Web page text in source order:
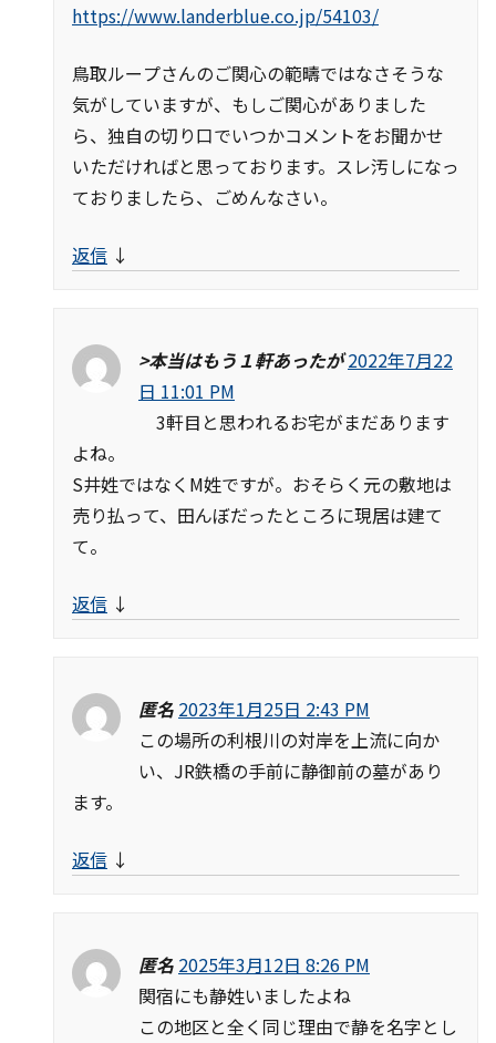
https://www.landerblue.co.jp/54103/
鳥取ループさんのご関心の範疇ではなさそうな
気がしていますが、もしご関心がありました
ら、独自の切り口でいつかコメントをお聞かせ
いただければと思っております。スレ汚しになっ
ておりましたら、ごめんなさい。
返信 ↓
>本当はもう１軒あったが 2022年7月22
日 11:01 PM
3軒目と思われるお宅がまだあります
よね。
S井姓ではなくM姓ですが。おそらく元の敷地は
売り払って、田んぼだったところに現居は建て
て。
返信 ↓
匿名 2023年1月25日 2:43 PM
この場所の利根川の対岸を上流に向か
い、JR鉄橋の手前に静御前の墓があり
ます。
返信 ↓
匿名 2025年3月12日 8:26 PM
関宿にも静姓いましたよね
この地区と全く同じ理由で静を名字とし